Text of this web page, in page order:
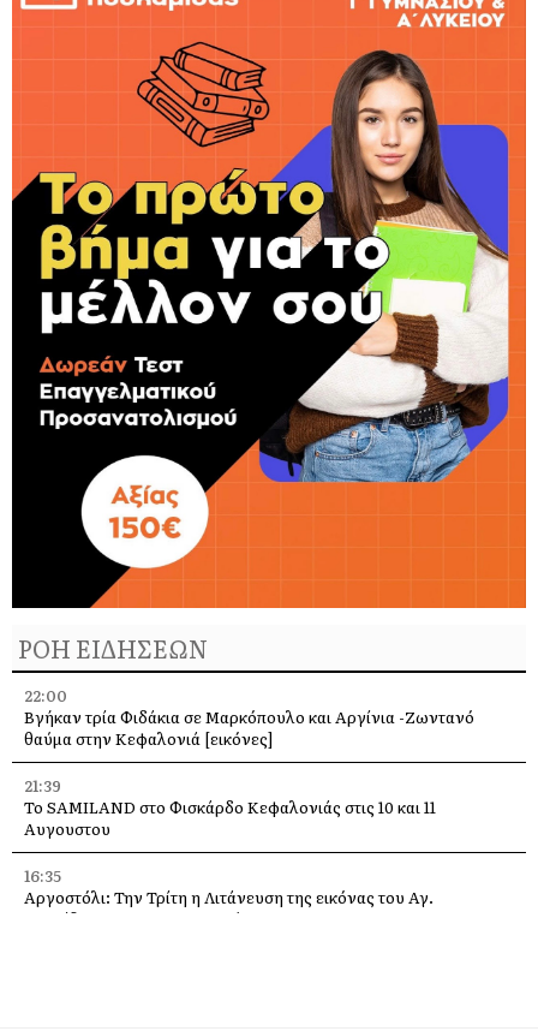
ΡΟΗ ΕΙΔΗΣΕΩΝ
22:00
Βγήκαν τρία Φιδάκια σε Μαρκόπουλο και Αργίνια -Ζωντανό
θαύμα στην Κεφαλονιά [εικόνες]
21:39
Το SAMILAND στο Φισκάρδο Κεφαλονιάς στις 10 και 11
Αυγουστου
16:35
Αργοστόλι: Την Τρίτη η Λιτάνευση της εικόνας του Αγ.
Σπυρίδωνα για τους σεισμούς του 53